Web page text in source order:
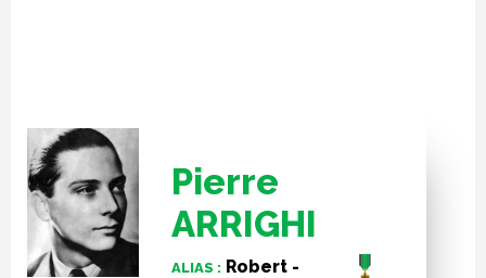
Pierre
ARRIGHI
ALIAS :Robert -